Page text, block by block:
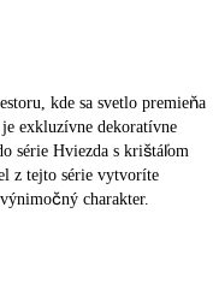
kde sa svetlo premieňa
exkluzívne dekoratívne
série Hviezda s krištáľom
z tejto série vytvoríte
charakter.